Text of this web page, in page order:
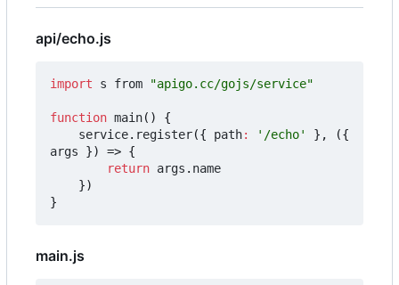
api/echo.js
import s from "apigo.cc/gojs/service"
function main()
{
service. register({ path: '/echo' },
({
args
}) => {
return args . name
})
}
main.js